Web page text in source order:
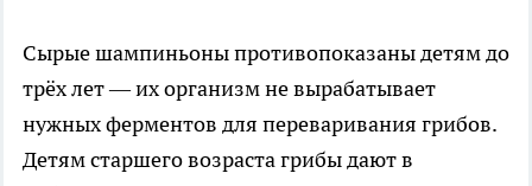
Сырые шампиньоны противопоказаны детям до
трёх лет — их организм не вырабатывает
нужных ферментов для переваривания грибов.
Детям старшего возраста грибы дают в